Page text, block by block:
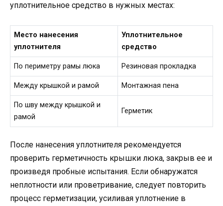
уплотнительное средство в нужных местах:
Место нанесения
уплотнителя
Уплотнительное
средство
По периметру рамы люка Резиновая прокладка
Между крышкой и рамой Монтажная пена
По шву между крышкой и
рамой
Герметик
После нанесения уплотнителя рекомендуется
проверить герметичность крышки люка, закрыв ее и
произведя пробные испытания. Если обнаружатся
неплотности или проветривание, следует повторить
процесс герметизации, усиливая уплотнение в